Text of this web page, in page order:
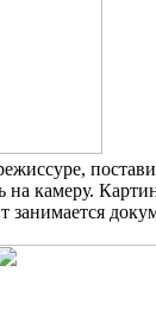
камеру.